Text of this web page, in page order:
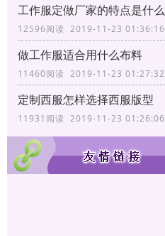
工作服定做厂家的特点是什么
12596阅读 2019-11-23 01:36:16
做工作服适合用什么布料
11460阅读 2019-11-23 01:27:32
定制西服怎样选择西服版型
11931阅读 2019-11-23 01:26:06